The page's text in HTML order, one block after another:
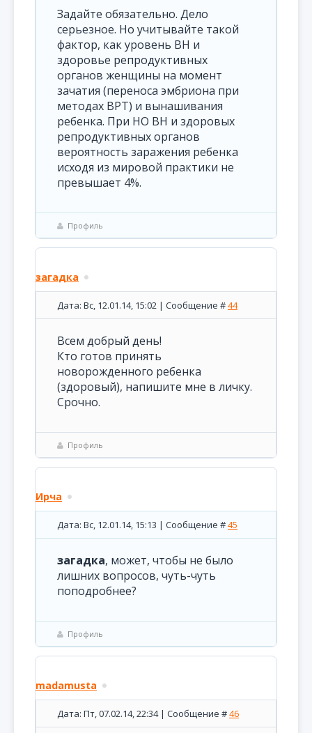
Задайте обязательно. Дело
серьезное. Но учитывайте такой
фактор, как уровень ВН и
здоровье репродуктивных
органов женщины на момент
зачатия (переноса эмбриона при
методах ВРТ) и вынашивания
ребенка. При НО ВН и здоровых
репродуктивных органов
вероятность заражения ребенка
исходя из мировой практики не
превышает 4%.
Профиль
загадка
Дата: Вс, 12.01.14, 15:02 | Сообщение #44
Всем добрый день!
Кто готов принять
новорожденного ребенка
(здоровый), напишите мне в личку.
Срочно.
Профиль
Ирча
Дата: Вс, 12.01.14, 15:13 | Сообщение #45
загадка, может, чтобы не было
лишних вопросов, чуть-чуть
поподробнее?
Профиль
madamusta
Дата: Пт, 07.02.14, 22:34 | Сообщение #46